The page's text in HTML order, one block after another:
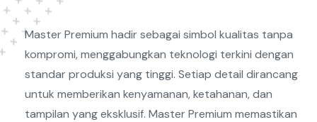
Master Premium hadir sebagai simbol kualitas tanpa
kompromi, menggabungkan teknologi terkini dengan
standar produksi yang tinggi. Setiap detail dirancang
untuk memberikan kenyamanan, ketahanan, dan
tampilan yang eksklusif. Master Premium memastikan